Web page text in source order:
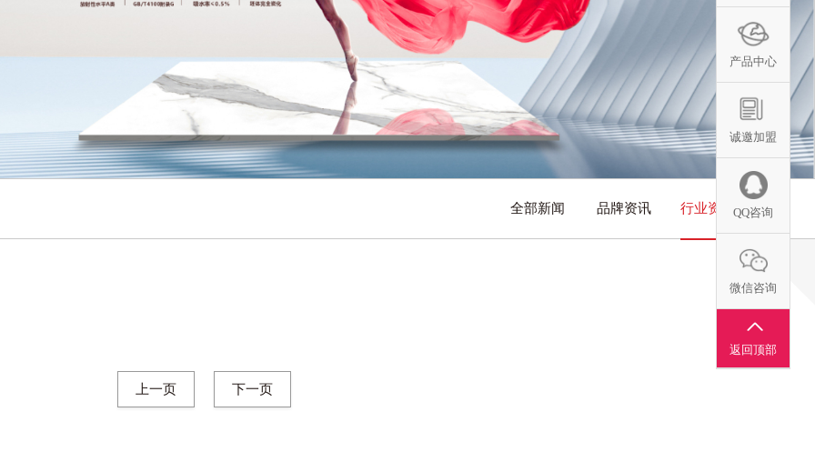
售中、售后杰出服务体系，得到了广大经销商
和信赖。
足轻重的作用。
产品中心
诚邀加盟
QQ咨询
微信咨询
返回顶部
全部新闻 品牌资讯 行业资讯
上一页 下一页